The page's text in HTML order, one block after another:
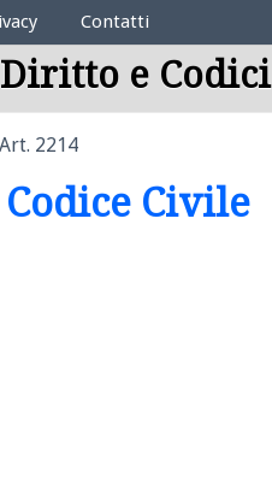
Contatti
Diritto e Codici
Art. 2214
Civile